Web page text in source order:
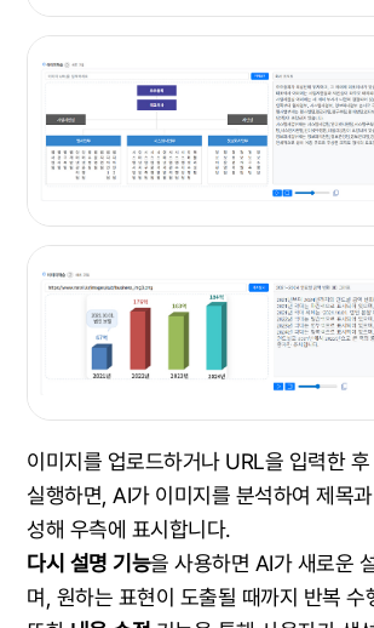
이미지를 업로드하거나 URL을 입력한 후
실행하면, AI가 이미지를 분석하여 제목
성해 우측에 표시합니다.
다시 설명 기능을 사용하면 AI가 새로운
며, 원하는 표현이 도출될 때까지 반복 수